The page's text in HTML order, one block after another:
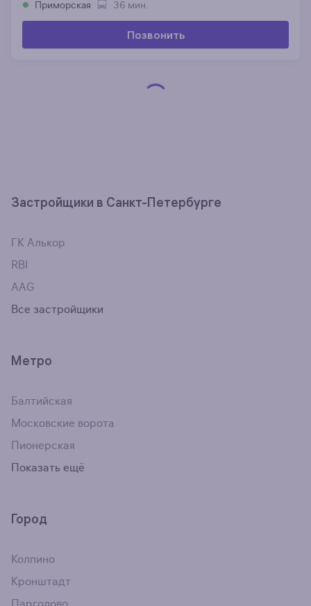
Приморская
36 мин.
Позвонить
Застройщики в Санкт-Петербурге
ГК Алькор
RBI
AAG
Все застройщики
Метро
Балтийская
Московские ворота
Пионерская
Показать ещё
Город
Колпино
Кронштадт